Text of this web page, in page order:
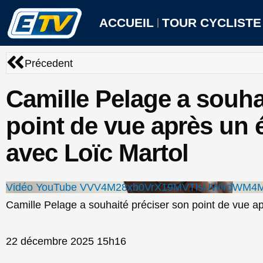
Aller
contenu
ACCUEIL TOUR CYCLISTE
Précédent
Précedent
Camille Pelage a
point de vue après un
avec Loïc Martol
Vidéo YouTube
Camille Pelage a souhaité préciser son point de vue
22 décembre 2025 15h16